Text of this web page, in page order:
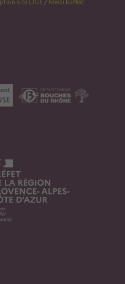
site LIGE/ Fewzi Raffed